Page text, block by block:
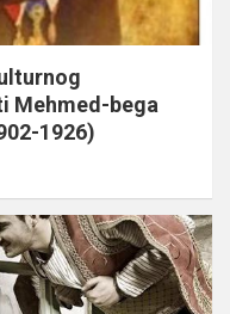
Mehmed-bega
1926)